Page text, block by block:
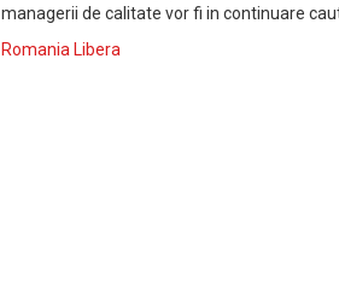
managerii de calitate vor fi in continuare
Romania Libera